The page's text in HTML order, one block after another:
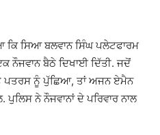
ਸਿਆ ਬਲਵਾਨ ਸਿੰਘ ਪਲੇਟਫਾਰਮ
ਨੌਜਵਾਨ ਬੈਠੇ ਦਿਖਾਈ ਦਿੱਤੀ. ਜਦੋਂ
ਪਤਰਸ ਨੂੰ ਪੁੱਛਿਆ, ਤਾਂ ਅਜਨ ਏਮੈਨ
ਪੁਲਿਸ ਨੇ ਨੌਜਵਾਨਾਂ ਦੇ ਪਰਿਵਾਰ ਨਾਲ